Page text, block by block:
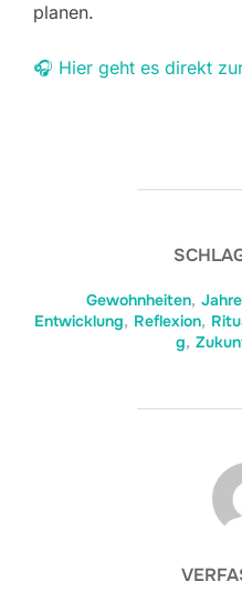
planen.
🎧 Hier geht es direkt
Gewohnheiten,
Entwicklung, Reflexion,
g,